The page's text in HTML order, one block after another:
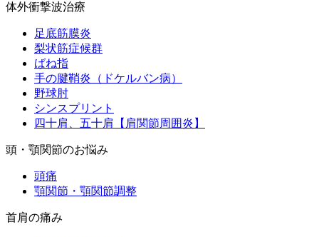
体外衝撃波治療
足底筋膜炎
梨状筋症候群
ばね指
手の腱鞘炎（ドケルバン病）
野球肘
シンスプリント
四十肩、五十肩【肩関節周囲炎】
頭・顎関節のお悩み
頭痛
顎関節・顎関節調整
首肩の痛み